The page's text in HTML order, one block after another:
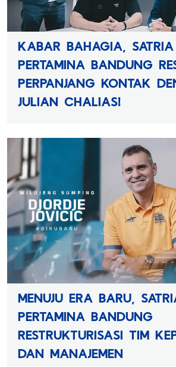
KABAR BAHAGIA,
PERTAMINA BANDUNG
PERPANJANG KONTAK
JULIAN CHALIAS!
MENUJU ERA BARU,
PERTAMINA BANDUNG
RESTRUKTURISASI TIM
DAN MANAJEMEN